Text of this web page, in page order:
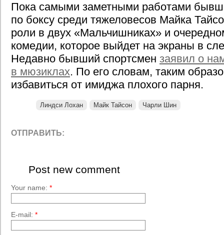
Пока самыми заметными работами
по боксу среди тяжеловесов Майка
роли в двух «Мальчишниках» и
комедии, которое выйдет на экраны в
Недавно бывший спортсмен заявил о
в мюзиклах. По его словам, таким
избавиться от имиджа плохого парня.
Линдси Лохан Майк Тайсон Чарли Шин
ОТПРАВИТЬ:
Post new comment
Your name: *
E-mail: *